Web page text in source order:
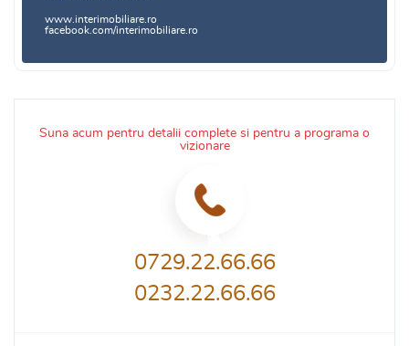
Suna acum pentru detalii complete si pentru a programa o
vizionare
0729.22.66.66
0232.22.66.66
www.interimobiliare.ro
facebook.com/interimobiliare.ro